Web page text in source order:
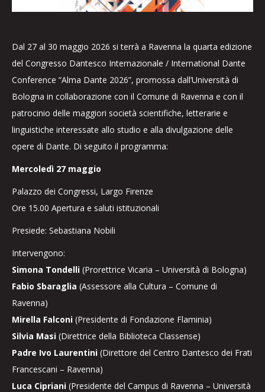
Dal 27 al 30 maggio 2026 si terrà a Ravenna la quarta edizione
del Congresso Dantesco Internazionale / International Dante
Conference “Alma Dante 2026”, promossa dall’Università di
Bologna in collaborazione con il Comune di Ravenna e con il
patrocinio delle maggiori società scientifiche, letterarie e
linguistiche interessate allo studio e alla divulgazione delle
opere di Dante. Di seguito il programma:
Mercoledì 27 maggio
Palazzo dei Congressi, Largo Firenze
Ore 15.00 Apertura e saluti istituzionali
Presiede: Sebastiana Nobili
Intervengono:
Simona Tondelli (Prorettrice Vicaria – Università di Bologna)
Fabio Sbaraglia (Assessore alla Cultura – Comune di
Ravenna)
Mirella Falconi (Presidente di Fondazione Flaminia)
Silvia Masi (Direttrice della Biblioteca Classense)
Padre Ivo Laurentini (Direttore del Centro Dantesco dei Frati
Francescani – Ravenna)
Luca Cipriani (Presidente del Campus di Ravenna – Università